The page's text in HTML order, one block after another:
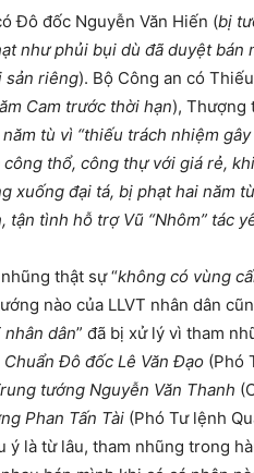
Đô đốc Nguyễn Văn Hiến (bị
như phủi bụi dù đã duyệt
sản riêng). Bộ Công an có
Cam trước thời hạn), Thượng
tù vì “thiếu trách nhiệm
công thổ, công thự với giá rẻ,
xuống đại tá, bị phạt hai năm
tận tình hỗ trợ Vũ “Nhôm” tác
thật sự “không có vùng
nào của LLVT nhân dân
nhân dân” đã bị xử lý vì tham
Chuẩn Đô đốc Lê Văn Đạo (Phó
tướng Nguyễn Văn Thanh
Phan Tấn Tài (Phó Tư lệnh
ý là từ lâu, tham nhũng trong